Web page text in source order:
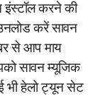
करने की
करें सावन
से आप माय
सावन म्यूजिक
भी हेलो ट्यून सेट